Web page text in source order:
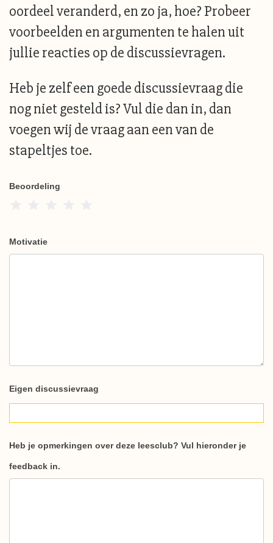
oordeel veranderd, en zo ja, hoe? Probeer
voorbeelden en argumenten te halen uit
jullie reacties op de discussievragen.
Heb je zelf een goede discussievraag die
nog niet gesteld is? Vul die dan in, dan
voegen wij de vraag aan een van de
stapeltjes toe.
Beoordeling
Motivatie
Eigen discussievraag
Heb je opmerkingen over deze leesclub? Vul hieronder je
feedback in.